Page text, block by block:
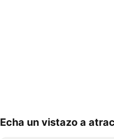
Echa un vistazo a